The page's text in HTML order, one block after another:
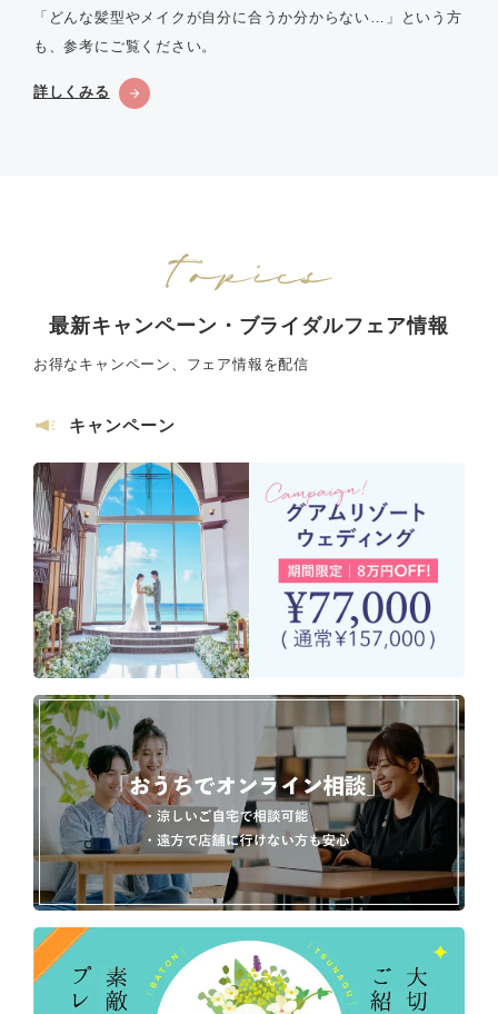
「どんな髪型やメイクが自分に合うか分からない…」という方
も、参考にご覧ください。
詳しくみる
最新キャンペーン・ブライダルフェア情報
お得なキャンペーン、フェア情報を配信
キャンペーン